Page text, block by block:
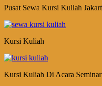
Pusat Sewa Kursi Kuliah
Kursi Kuliah
Kursi Kuliah Di Acara Seminar